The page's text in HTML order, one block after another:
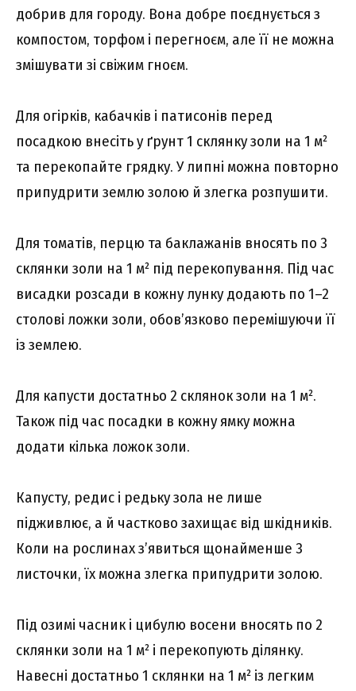
добрив для городу. Вона добре поєднується з
компостом, торфом і перегноєм, але її не можна
змішувати зі свіжим гноєм.
Для огірків, кабачків і патисонів перед
посадкою внесіть у ґрунт 1 склянку золи на 1 м²
та перекопайте грядку. У липні можна повторно
припудрити землю золою й злегка розпушити.
Для томатів, перцю та баклажанів вносять по 3
склянки золи на 1 м² під перекопування. Під час
висадки розсади в кожну лунку додають по 1–2
столові ложки золи, обов’язково перемішуючи її
із землею.
Для капусти достатньо 2 склянок золи на 1 м².
Також під час посадки в кожну ямку можна
додати кілька ложок золи.
Капусту, редис і редьку зола не лише
підживлює, а й частково захищає від шкідників.
Коли на рослинах з’явиться щонайменше 3
листочки, їх можна злегка припудрити золою.
Під озимі часник і цибулю восени вносять по 2
склянки золи на 1 м² і перекопують ділянку.
Навесні достатньо 1 склянки на 1 м² із легким